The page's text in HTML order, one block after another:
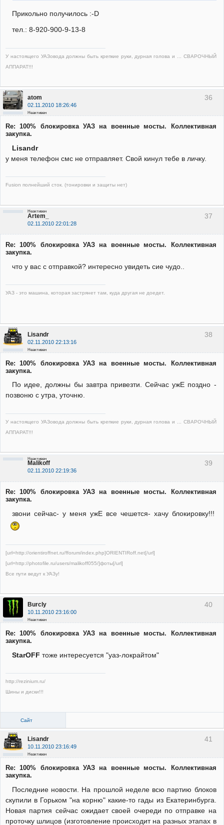
Прикольно получилось :-D
тел.: 8-920-900-9-13-8
У настоящего УАЗовода должны быть крепкие руки, дурная голова и ... СВАРОЧНЫЙ
АППАРАТ!!!
36
atom
02.11.2010 18:26:46
Неактивен
Re: 100% блокировка УАЗ на военные мосты. Коллективная
закупка.
Lisandr
у меня телефон смс не отправляет. Свой кинул тебе в личку.
Fusion полнейший сток. (тонировки и защиты нет)
37
Artem_
02.11.2010 22:01:28
Неактивен
Re: 100% блокировка УАЗ на военные мосты. Коллективная
закупка.
что у вас с отправкой? интересно увидеть сие чудо..
УАЗ - это машина, которая застрянет там, куда другая не доедет.
38
Lisandr
02.11.2010 22:13:16
Неактивен
Re: 100% блокировка УАЗ на военные мосты. Коллективная
закупка.
По идее, должны бы завтра привезти. Сейчас ужЕ поздно -
позвоню с утра, уточню.
У настоящего УАЗовода должны быть крепкие руки, дурная голова и ... СВАРОЧНЫЙ
АППАРАТ!!!
39
Malikoff
02.11.2010 22:19:36
Неактивен
Re: 100% блокировка УАЗ на военные мосты. Коллективная
закупка.
звони сейчас- у меня ужЕ все чешется- хачу блокировку!!!
[url=http://orientiroffnet.ru/fforum/index.php]ORIENTIRoff.net[/url]
[url=http://photofile.ru/users/malikoff055/]фоты[/url]
Все пути ведут к УАЗу!
40
Burcly
10.11.2010 23:16:00
Неактивен
Re: 100% блокировка УАЗ на военные мосты. Коллективная
закупка.
StarOFF тоже интересуется "уаз-локрайтом"
http://rezinium.ru/
Шины и диски!!!
Сайт
41
Lisandr
10.11.2010 23:16:49
Неактивен
Re: 100% блокировка УАЗ на военные мосты. Коллективная
закупка.
Последние новости. На прошлой неделе всю партию блоков
скупили в Горьком "на корню" какие-то гады из Екатеринбурга.
Новая партия сейчас ожидает своей очереди по отправке на
проточку шлицов (изготовление происходит на разных этапах в